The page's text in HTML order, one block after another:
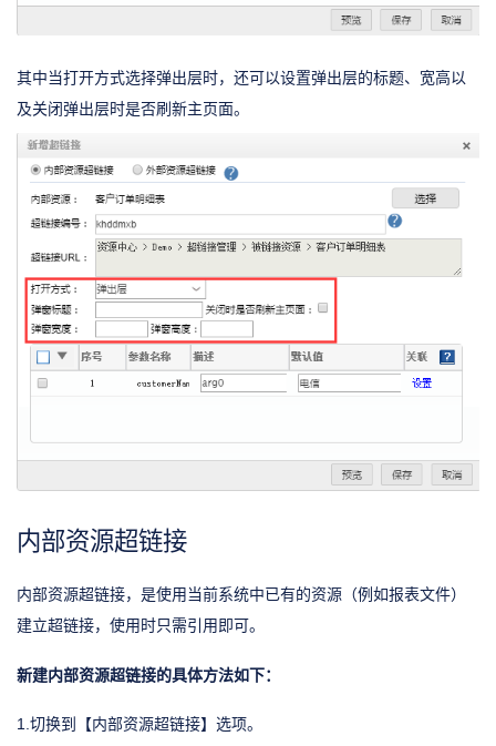
其中当打开方式选择弹出层时，还可以设置弹出层的标题、宽高以
及关闭弹出层时是否刷新主页面。
内部资源超链接
内部资源超链接，是使用当前系统中已有的资源（例如报表文件）
建立超链接，使用时只需引用即可。
新建内部资源超链接的具体方法如下：
1.切换到【内部资源超链接】选项。